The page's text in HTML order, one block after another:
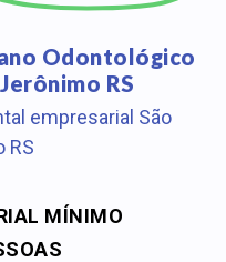
Odontológico
RS
empresarial São
RS
MÍNIMO